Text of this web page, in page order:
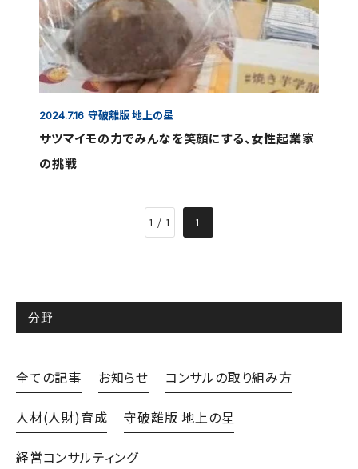
2024.7.16 守破離版 地上の星
サツマイモの力でみんなを笑顔にする、女性起業家
の挑戦
1 / 1 1
分野
全ての記事 お知らせ コンサルの取り組み方
人材(人財)育成 守破離版 地上の星
経営コンサルティング